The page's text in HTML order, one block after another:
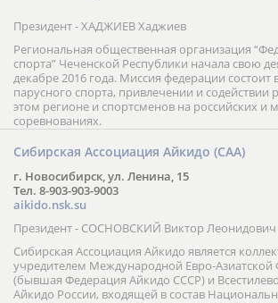
Президент - ХАДЖИЕВ Хаджиев
Региональная общественная организация
спорта” Чеченской Республики начала свою
декабре 2016 года. Миссия федерации состоит
парусного спорта, привлечении и содействии
этом регионе и спортсменов на российских и
соревнованиях.
Сибирская Ассоциация Айкидо (САА)
г. Новосибирск, ул. Ленина, 15
Тел. 8-903-903-9003
aikido.nsk.su
Президент - СОСНОВСКИЙ Виктор Леонидович
Сибирская Ассоциация Айкидо является
учредителем Международной Евро-Азиатской
(бывшая Федерация Айкидо СССР) и
Айкидо России, входящей в состав